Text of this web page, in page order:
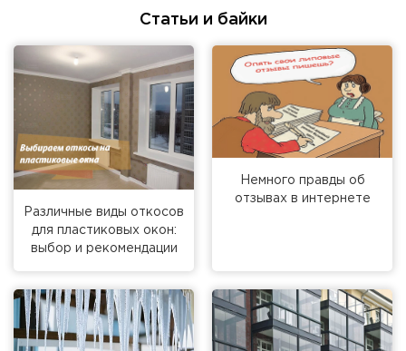
Статьи и байки
Различные виды откосов
для пластиковых окон:
выбор и рекомендации
Немного правды об
отзывах в интернете